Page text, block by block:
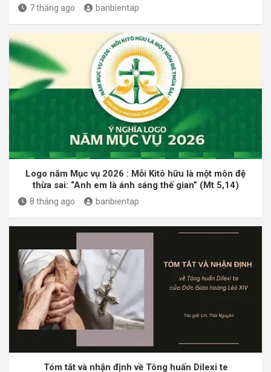
7 tháng ago banbientap
Logo năm Mục vụ 2026 : Mỗi Kitô hữu là một môn đệ
thừa sai: “Anh em là ánh sáng thế gian” (Mt 5,14)
8 tháng ago banbientap
Tóm tắt và nhận định về Tông huấn Dilexi te